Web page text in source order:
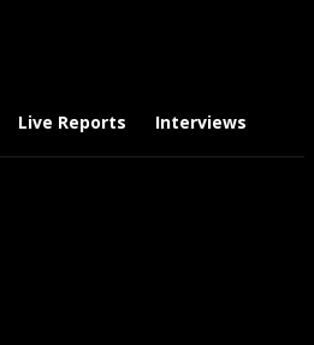
Live Reports Interviews